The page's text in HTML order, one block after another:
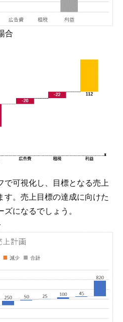
合
で可視化し、目標となる売上
す。売上目標の達成に向けた
になるでしょう。